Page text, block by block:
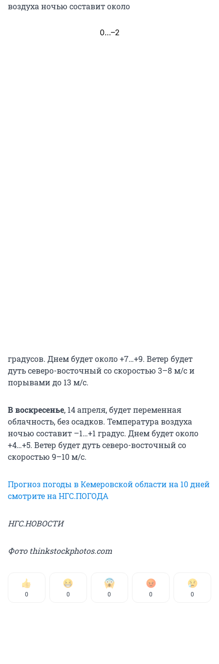
воздуха ночью составит около
0…–2
градусов. Днем будет около +7…+9. Ветер будет
дуть северо-восточный со скоростью 3–8 м/с и
порывами до 13 м/с.
В воскресенье, 14 апреля, будет переменная
облачность, без осадков. Температура воздуха
ночью составит –1…+1 градус. Днем будет около
+4…+5. Ветер будет дуть северо-восточный со
скоростью 9–10 м/c.
Прогноз погоды в Кемеровской области на 10 дней
смотрите на НГС.ПОГОДА
НГС.НОВОСТИ
Фото thinkstockphotos.com
0 0 0 0 0